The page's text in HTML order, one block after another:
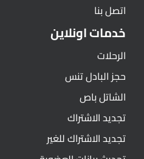
اتصل بنا
خدمات اونلاين
الرحلات
حجز البادل تنس
الشاتل باص
تجديد الاشتراك
تجديد الاشتراك للغير